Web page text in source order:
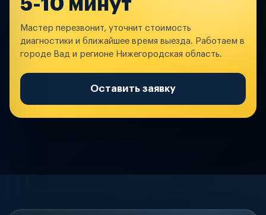
5-10 минут
Мастер перезвонит, уточнит стоимость
диагностики и ближайшее время выезда. Работаем в
городе Вад и регионе Нижегородская область.
Оставить заявку